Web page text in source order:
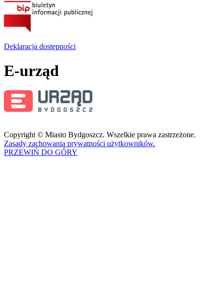
Deklaracja dostępności
E-urząd
Copyright © Miasto Bydgoszcz. Wszelkie prawa zastrzeżone.
Zasady zachowania prywatności użytkowników.
PRZEWIŃ DO GÓRY